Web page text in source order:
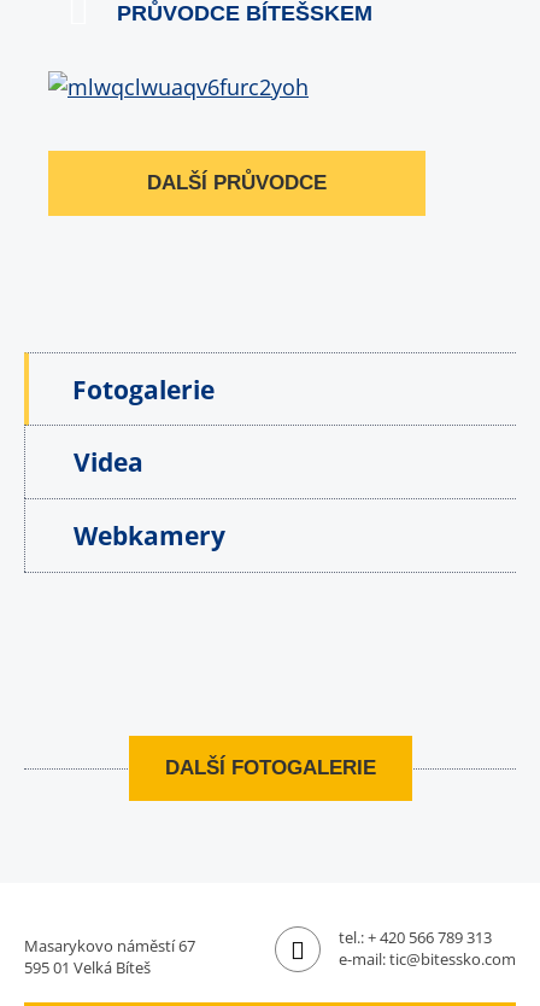
PRŮVODCE BÍTEŠSKEM
DALŠÍ PRŮVODCE
Fotogalerie
Videa
Webkamery
DALŠÍ FOTOGALERIE
Masarykovo náměstí 67
595 01 Velká Bíteš
tel.:+ 420 566 789 313
e-mail:tic@bitessko.com